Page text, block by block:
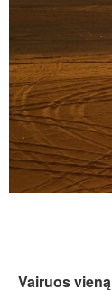
Vairuos